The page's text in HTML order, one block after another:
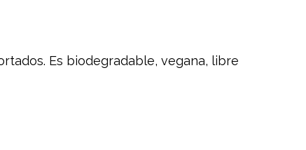
Es biodegradable, vegana, libre